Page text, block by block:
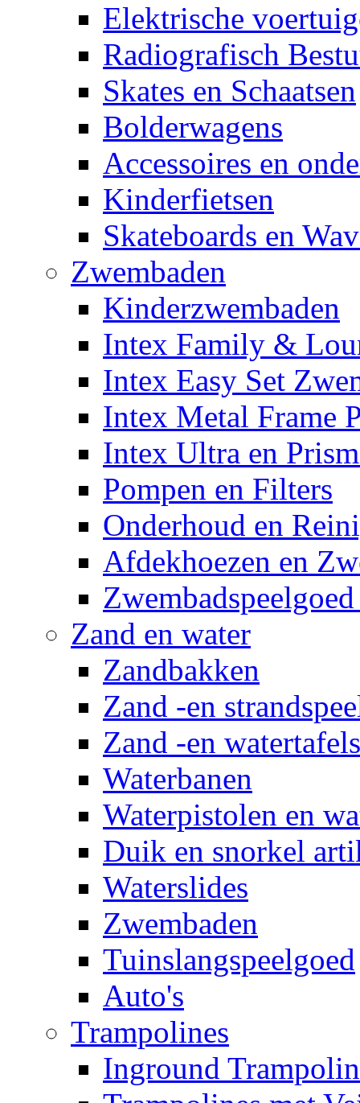
Elektrische
Radiografisch
Skates en Schaatsen
Bolderwagens
Accessoires en
Kinderfietsen
Skateboards en
Zwembaden
Kinderzwembaden
Intex Family &
Intex Easy Set
Intex Metal Frame
Intex Ultra en
Pompen en Filters
Onderhoud en
Afdekhoezen en
Zand en water
Zandbakken
Zand -en
Zand -en watertafels
Waterbanen
Waterpistolen en
Duik en snorkel
Waterslides
Zwembaden
Tuinslangspeelgoed
Auto's
Trampolines
Inground